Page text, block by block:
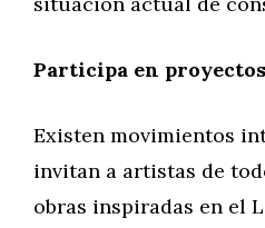
Participa en
Existen movimientos
invitan a artistas de
obras inspiradas en el